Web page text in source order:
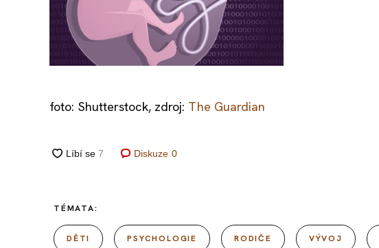
foto: Shutterstock, zdroj: The Guardian
Diskuze 0
TÉMATA:
DĚTI PSYCHOLOGIE RODIČE VÝVOJ